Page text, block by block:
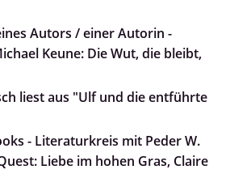
Autors / einer Autorin -
Keune: Die Wut, die bleibt,
liest aus "Ulf und die entführte
- Literaturkreis mit Peder W.
Liebe im hohen Gras, Claire